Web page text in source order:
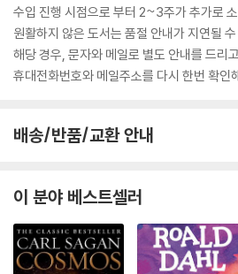
수입 진행 시점으로 부터 2~3주가 추가로
원활하지 않은 도서는 품절 안내가 지연될
해당 경우, 문자와 메일로 별도 안내를 드리
휴대전화번호와 메일주소를 다시 한번 확인
배송/반품/교환 안내
이 분야 베스트셀러